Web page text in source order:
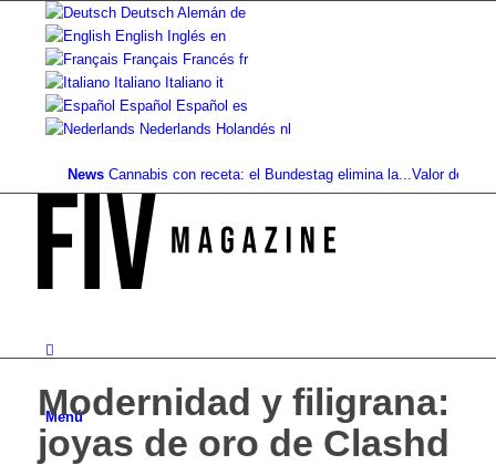
Deutsch Alemán de
English Inglés en
Français Francés fr
Italiano Italiano it
Español Español es
Nederlands Holandés nl
News Cannabis con receta: el Bundestag elimina la...Valor del
Menú
Modernidad y filigrana:
joyas de oro de Clashd